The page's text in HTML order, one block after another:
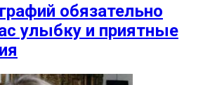
обязательно
улыбку и приятные